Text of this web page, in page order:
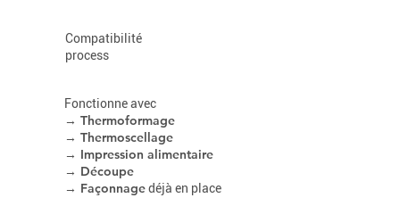
Compatibilité
process
Fonctionne avec
→ Thermoformage
→ Thermoscellage
→ Impression alimentaire
→ Découpe
→ Façonnagedéjà en place